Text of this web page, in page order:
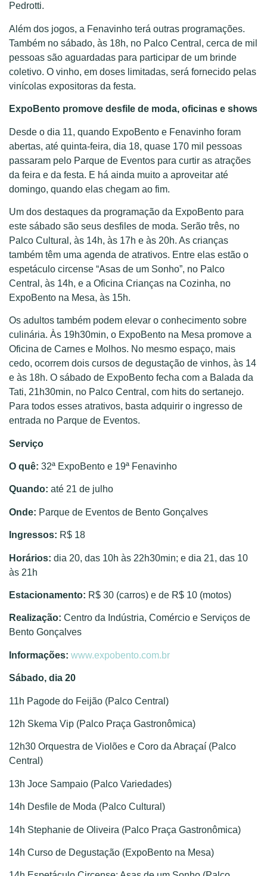
Pedrotti.
Além dos jogos, a Fenavinho terá outras programações.
Também no sábado, às 18h, no Palco Central, cerca de mil
pessoas são aguardadas para participar de um brinde
coletivo. O vinho, em doses limitadas, será fornecido pelas
vinícolas expositoras da festa.
ExpoBento promove desfile de moda, oficinas e shows
Desde o dia 11, quando ExpoBento e Fenavinho foram
abertas, até quinta-feira, dia 18, quase 170 mil pessoas
passaram pelo Parque de Eventos para curtir as atrações
da feira e da festa. E há ainda muito a aproveitar até
domingo, quando elas chegam ao fim.
Um dos destaques da programação da ExpoBento para
este sábado são seus desfiles de moda. Serão três, no
Palco Cultural, às 14h, às 17h e às 20h. As crianças
também têm uma agenda de atrativos. Entre elas estão o
espetáculo circense “Asas de um Sonho”, no Palco
Central, às 14h, e a Oficina Crianças na Cozinha, no
ExpoBento na Mesa, às 15h.
Os adultos também podem elevar o conhecimento sobre
culinária. Às 19h30min, o ExpoBento na Mesa promove a
Oficina de Carnes e Molhos. No mesmo espaço, mais
cedo, ocorrem dois cursos de degustação de vinhos, às 14
e às 18h. O sábado de ExpoBento fecha com a Balada da
Tati, 21h30min, no Palco Central, com hits do sertanejo.
Para todos esses atrativos, basta adquirir o ingresso de
entrada no Parque de Eventos.
Serviço
O quê: 32ª ExpoBento e 19ª Fenavinho
Quando: até 21 de julho
Onde: Parque de Eventos de Bento Gonçalves
Ingressos: R$ 18
Horários: dia 20, das 10h às 22h30min; e dia 21, das 10
às 21h
Estacionamento: R$ 30 (carros) e de R$ 10 (motos)
Realização: Centro da Indústria, Comércio e Serviços de
Bento Gonçalves
Informações: www.expobento.com.br
Sábado, dia 20
11h Pagode do Feijão (Palco Central)
12h Skema Vip (Palco Praça Gastronômica)
12h30 Orquestra de Violões e Coro da Abraçaí (Palco
Central)
13h Joce Sampaio (Palco Variedades)
14h Desfile de Moda (Palco Cultural)
14h Stephanie de Oliveira (Palco Praça Gastronômica)
14h Curso de Degustação (ExpoBento na Mesa)